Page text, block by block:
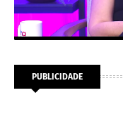
PUBLICIDADE